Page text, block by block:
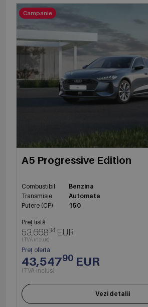
Campanie
A5 Progressive Edition
Combustibil
Benzina
Transmisie
Automata
Putere (CP)
150
Preț listă
53,66834 EUR
(TVA inclus)
Preț ofertă
43,54790 EUR
(TVA inclus)
Vezi detalii